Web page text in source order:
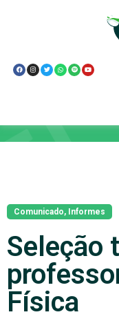
Comunicado, Informes
Seleção
Física